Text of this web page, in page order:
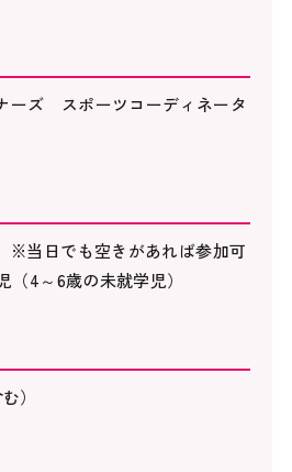
ーズ スポーツコーディネータ
※当日でも空きがあれば参加可
4～6歳の未就学児）
）